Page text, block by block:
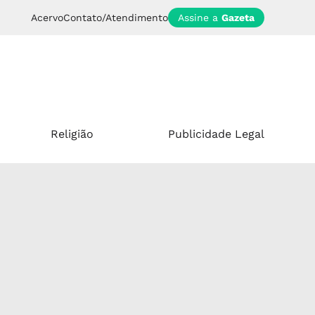
AcervoContato/Atendimento Assine a Gazeta
Religião Publicidade Legal